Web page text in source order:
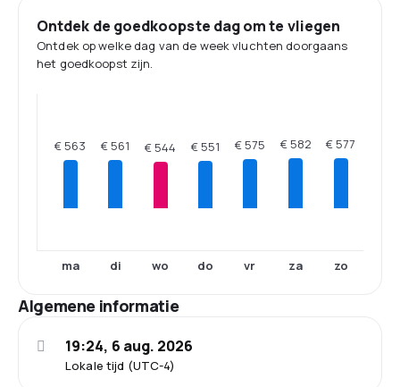
Ontdek de goedkoopste dag om te vliegen
Ontdek op welke dag van de week vluchten doorgaans
het goedkoopst zijn.
€ 563
ma
€ 561
di
€ 544
wo
€ 551
do
€ 575
vr
€ 582
za
€ 577
zo
Algemene informatie
Lokale tijd (UTC-4)
19:24, 6 aug. 2026